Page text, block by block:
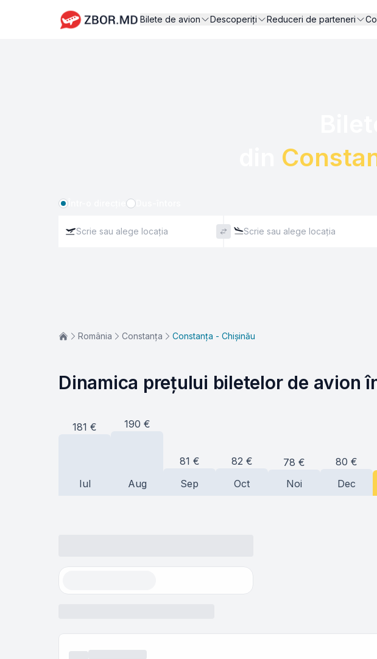
Bilete de avion Descoperiți Reduceri de parteneri
România Constanța Constanța - Chișinău
Dinamica prețului biletelor de avion
181 €
Iul
190 €
Aug
81 €
Sep
82 €
Oct
78 €
Noi
80 €
Dec